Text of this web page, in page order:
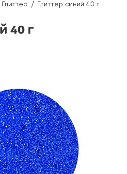
Глиттер Глиттер синий 40 г
40 г